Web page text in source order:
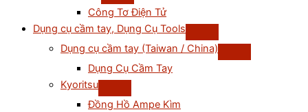
Công Tơ Điện Tử
Dụng cụ cầm tay, Dụng Cụ Tools
Dụng cụ cầm tay (Taiwan / China)
Dụng Cụ Cầm Tay
Kyoritsu
Đồng Hồ Ampe Kìm